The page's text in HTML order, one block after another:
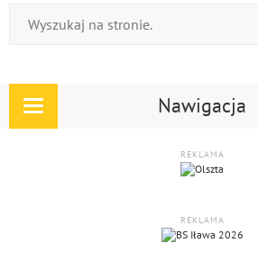
Nawigacja
Rozwiń
REKLAMA
REKLAMA